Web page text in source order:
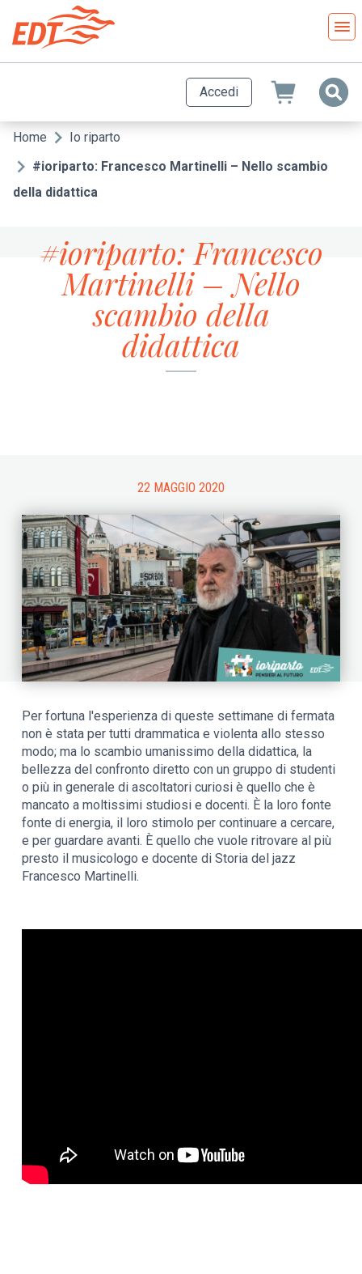
contenuto
principale
Accedi
Briciole
di
pane
Home
Io riparto
#ioriparto: Francesco Martinelli – Nello scambio
della didattica
#ioriparto: Francesco
Martinelli – Nello
scambio della
didattica
22 MAGGIO 2020
Per fortuna l'esperienza di queste settimane di fermata
non è stata per tutti drammatica e violenta allo stesso
modo; ma lo scambio umanissimo della didattica, la
bellezza del confronto diretto con un gruppo di studenti
o più in generale di ascoltatori curiosi è quello che è
mancato a moltissimi studiosi e docenti. È la loro fonte
fonte di energia, il loro stimolo per continuare a cercare,
e per guardare avanti. È quello che vuole ritrovare al più
presto il musicologo e docente di Storia del jazz
Francesco Martinelli.